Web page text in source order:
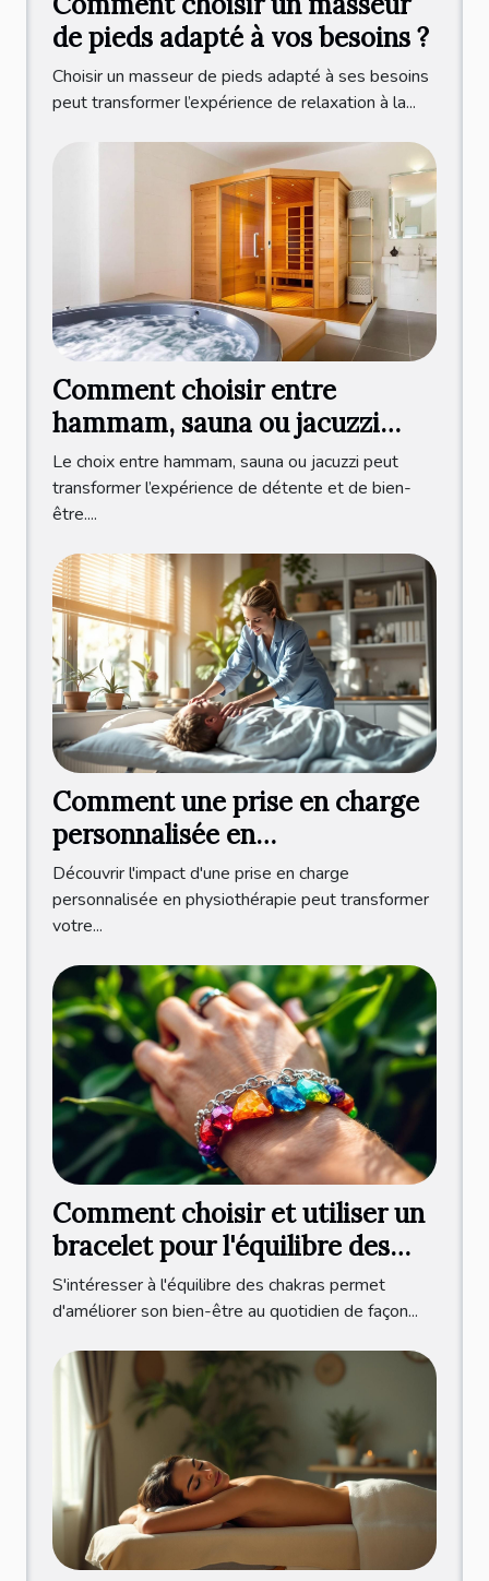
de pieds adapté à vos besoins ?
Choisir un masseur de pieds adapté à ses besoins
peut transformer l’expérience de relaxation à la...
Comment choisir entre
hammam, sauna ou jacuzzi
pour votre bien-être ?
Le choix entre hammam, sauna ou jacuzzi peut
transformer l’expérience de détente et de bien-
être....
Comment une prise en charge
personnalisée en
physiothérapie améliore votre
bien-être ?
Découvrir l'impact d'une prise en charge
personnalisée en physiothérapie peut transformer
votre...
Comment choisir et utiliser un
bracelet pour l'équilibre des
chakras ?
S'intéresser à l'équilibre des chakras permet
d'améliorer son bien-être au quotidien de façon...